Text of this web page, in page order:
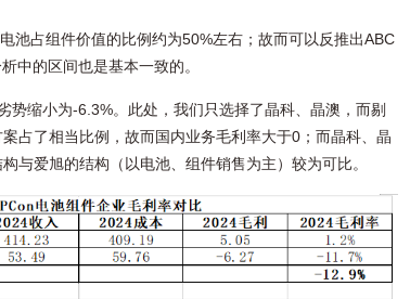
池占组件价值的比例约为50%左右；故而可以反推出ABC
中的区间也是基本一致的。
势缩小为-6.3%。此处，我们只选择了晶科、晶澳，而剔
占了相当比例，故而国内业务毛利率大于0；而晶科、晶
与爱旭的结构（以电池、组件销售为主）较为可比。